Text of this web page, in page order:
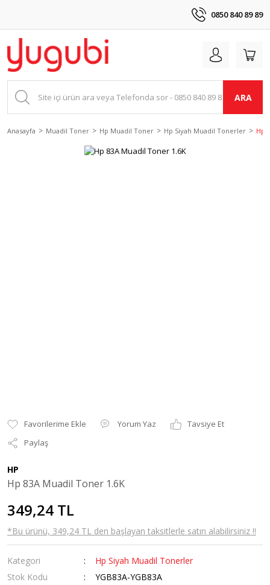
0850 840 89 89
ARA
Anasayfa Muadil Toner Hp Muadil Toner Hp Siyah Muadil Tonerler Hp
Yorum Yaz
Tavsiye Et
Paylaş
HP
Hp 83A Muadil Toner 1.6K
349,24 TL
*Bu ürünü, 349,24 TL den başlayan taksitlerle satın alabilirsiniz !!
Kategori
Hp Siyah Muadil Tonerler
Stok Kodu
YGB83A-YGB83A